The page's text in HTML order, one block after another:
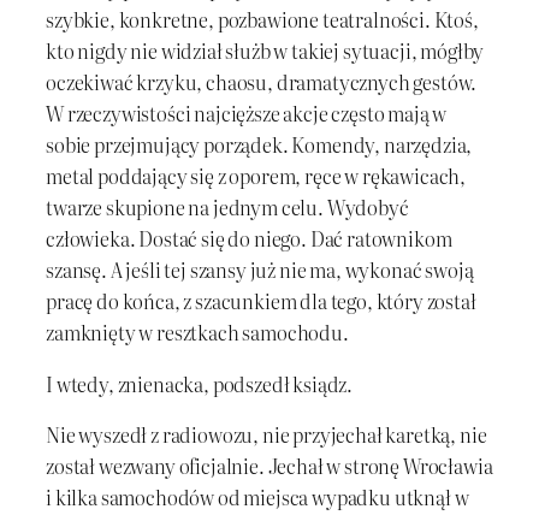
szybkie, konkretne, pozbawione teatralności. Ktoś,
kto nigdy nie widział służb w takiej sytuacji, mógłby
oczekiwać krzyku, chaosu, dramatycznych gestów.
W rzeczywistości najcięższe akcje często mają w
sobie przejmujący porządek. Komendy, narzędzia,
metal poddający się z oporem, ręce w rękawicach,
twarze skupione na jednym celu. Wydobyć
człowieka. Dostać się do niego. Dać ratownikom
szansę. A jeśli tej szansy już nie ma, wykonać swoją
pracę do końca, z szacunkiem dla tego, który został
zamknięty w resztkach samochodu.
I wtedy, znienacka, podszedł ksiądz.
Nie wyszedł z radiowozu, nie przyjechał karetką, nie
został wezwany oficjalnie. Jechał w stronę Wrocławia
i kilka samochodów od miejsca wypadku utknął w